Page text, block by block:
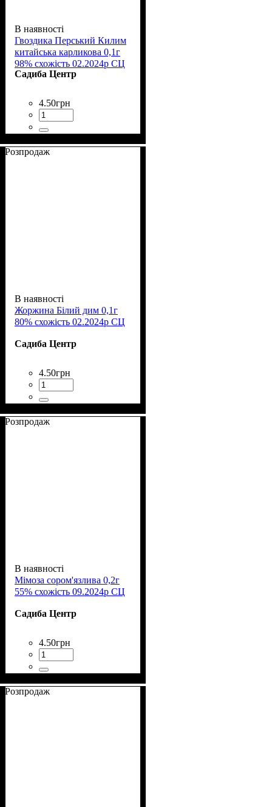
В наявності
Гвоздика Перський Килим
китайська карликова 0,1г
98% схожість 02.2024р СЦ
Садиба Центр
4.50грн
Розпродаж
В наявності
Жоржина Білий дим 0,1г
80% схожість 02.2024р СЦ
Садиба Центр
4.50грн
Розпродаж
В наявності
Мімоза сором'язлива 0,2г
55% схожість 09.2024р СЦ
Садиба Центр
4.50грн
Розпродаж